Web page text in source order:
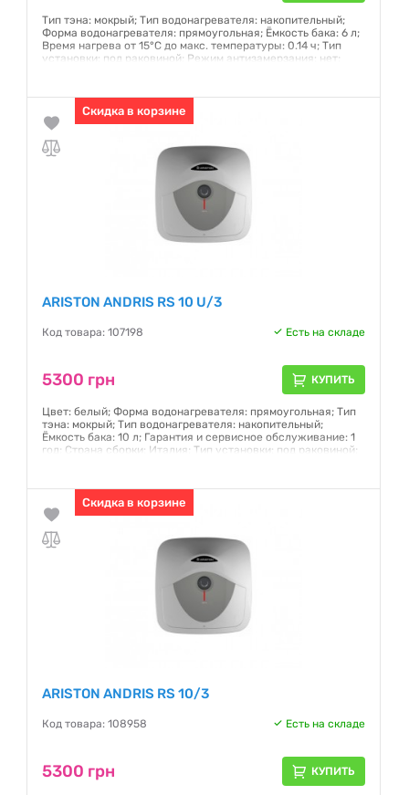
Тип тэна: мокрый; Тип водонагревателя: накопительный;
Форма водонагревателя: прямоугольная; Ёмкость бака: 6 л;
Время нагрева от 15°С до макс. температуры: 0.14 ч; Тип
установки: под раковиной; Режим антизамерзания: нет;
Гарантия:12 месяцев
Скидка в корзине
ARISTON ANDRIS RS 10 U/3
Код товара: 107198 Есть на складе
5300 грн КУПИТЬ
Цвет: белый; Форма водонагревателя: прямоугольная; Тип
тэна: мокрый; Тип водонагревателя: накопительный;
Ёмкость бака: 10 л; Гарантия и сервисное обслуживание: 1
год; Страна сборки: Италия; Тип установки: под раковиной;
Гарантия:12 месяцев
Скидка в корзине
ARISTON ANDRIS RS 10/3
Код товара: 108958 Есть на складе
5300 грн КУПИТЬ